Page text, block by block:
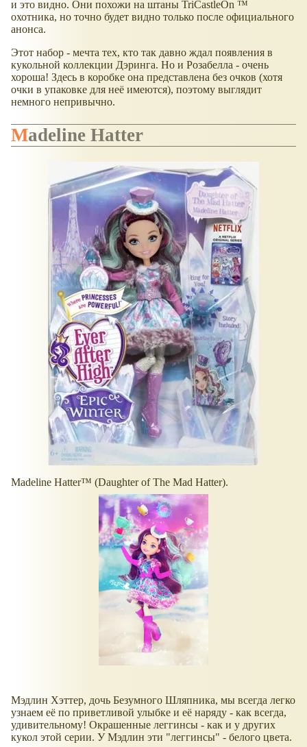
и это видно. Они похожи на штаны TriCastleOn ™
охотника, но точно будет видно только после официального
анонса.
Этот набор - мечта тех, кто так давно ждал появления в
кукольной коллекции Дэринга. Но и Розабелла - очень
хороша! Здесь в коробке она представлена без очков (хотя
очки в упаковке для неё имеются), поэтому выглядит
немного непривычно.
Madeline Hatter
Madeline Hatter™ (Daughter of The Mad Hatter).
Мэдлин Хэттер, дочь Безумного Шляпника, мы всегда легко
узнаем её по приветливой улыбке и её наряду - как всегда,
удивительному! Окрашенные леггинсы - как и у других
кукол этой серии. У Мэдлин эти "леггинсы" - белого цвета.